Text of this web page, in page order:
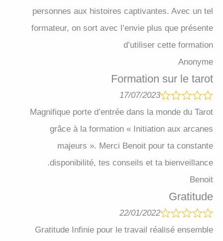
personnes aux histoires captivantes. Avec un tel
formateur, on sort avec l’envie plus que présente
d’utiliser cette formation
Anonyme
Formation sur le tarot
17/07/2023
Magnifique porte d’entrée dans la monde du Tarot
grâce à la formation « Initiation aux arcanes
majeurs ». Merci Benoit pour ta constante
disponibilité, tes conseils et ta bienveillance.
Benoit
Gratitude
22/01/2022
Gratitude Infinie pour le travail réalisé ensemble